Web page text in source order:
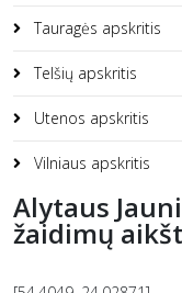
Tauragės apskritis
Telšių apskritis
Utenos apskritis
Vilniaus apskritis
Alytaus
žaidimų